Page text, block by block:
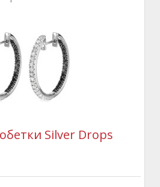
Silver Drops